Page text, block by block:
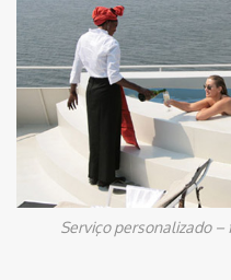
Serviço personalizado